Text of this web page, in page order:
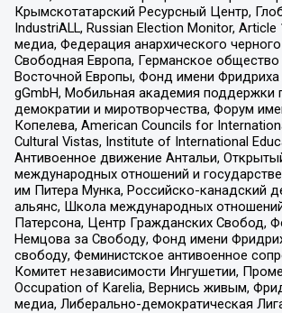
Крымскотатарский Ресурсный Центр,
IndustriALL, Russian Election Monitor, Article
медиа, Федерация анархического
Свободная Европа, Германское общество
Восточной Европы, Фонд имени Фридриха
gGmbH, Мобильная академия поддержки
демократии и миротворчества, Форум
Копелева, American Councils for
Cultural Vistas, Institute of International
Антивоенное движение Антальи,
международных отношений и
им Питера Мунка, Российско-канадский
альянс, Школа международных
Патерсона, Центр Гражданских Свобод,
Немцова за Свободу, Фонд имени
свободу, Феминистское антивоенное
Комитет независимости Ингушетии,
Occupation of Karelia, Вернись живым,
медиа, Либерально-демократическая